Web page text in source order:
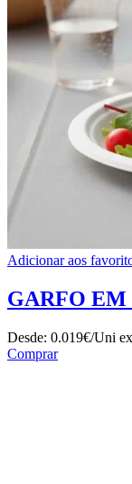
Adicionar aos
GARFO
Desde: 0.019€/Uni
Comprar